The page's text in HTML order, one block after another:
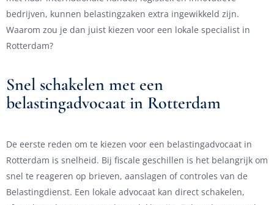
bedrijven, kunnen belastingzaken extra ingewikkeld zijn.
Waarom zou je dan juist kiezen voor een lokale specialist in
Rotterdam?
Snel schakelen met een
belastingadvocaat in Rotterdam
De eerste reden om te kiezen voor een belastingadvocaat in
Rotterdam is snelheid. Bij fiscale geschillen is het belangrijk om
snel te reageren op brieven, aanslagen of controles van de
Belastingdienst. Een lokale advocaat kan direct schakelen,